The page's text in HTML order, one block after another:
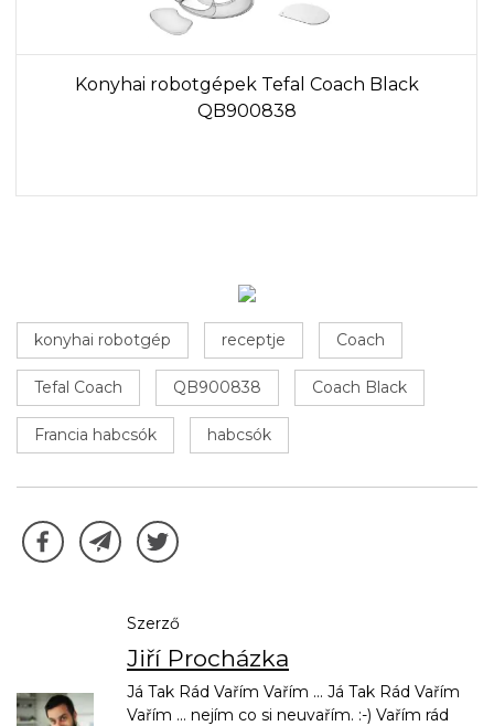
Konyhai robotgépek Tefal Coach Black
QB900838
konyhai robotgép receptje Coach
Tefal Coach QB900838 Coach Black
Francia habcsók habcsók
Szerző
Jiří Procházka
Já Tak Rád Vařím Vařím ... Já Tak Rád Vařím
Vařím ... nejím co si neuvařím. :-) Vařím rád